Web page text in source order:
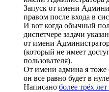
Запуск от имени
правом после входа в
И вот когда обычный
диспетчере задачи
от имени
(который не имеет
пользователя).
От имени админа я тоже
он все равно будет в
Написано более трёх лет